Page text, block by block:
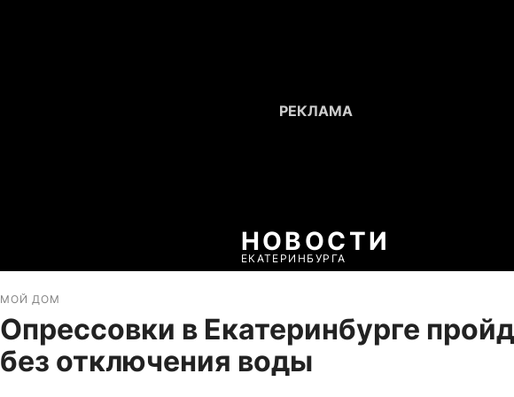
НОВОСТИ
ЕКАТЕРИНБУРГА
МОЙ ДОМ
Опрессовки в Екатеринбурге
без отключения воды